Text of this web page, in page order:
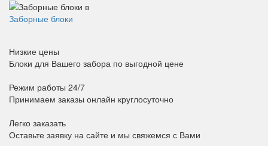
Заборные блоки
Низкие цены
Блоки для Вашего забора по выгодной цене
Режим работы 24/7
Принимаем заказы онлайн круглосуточно
Легко заказать
Оставьте заявку на сайте и мы свяжемся с Вами